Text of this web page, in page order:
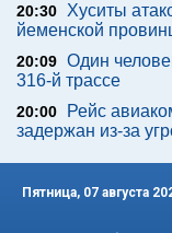
20:30
Хуситы
йеменской
20:09 Один
316-й трассе
20:00
Рейс
задержан из-за
Пятница, 07 августа